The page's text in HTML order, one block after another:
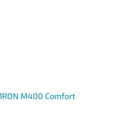
M400 Comfort